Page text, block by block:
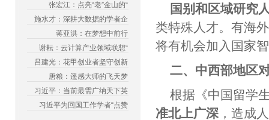
张宏江：点亮“老”金山的“
施水才：深耕大数据的学者企
蒋亚洪：在梦想中前行
谢耘：云计算产业领域联想“
吕建光：花甲创业者坚守创新
唐粮：遥感大师的飞天梦
习近平：当前最需广纳天下英
习近平为回国工作学者“点赞
国别和区域研究
类特殊人才。有海
将有机会加入国家
二、中西部地区
根据《中国留学
准北上广深 ，造成